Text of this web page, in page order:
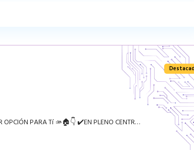
¿ESTAS BUSCANDO UN LOCAL COMERCIAL? 🏠 TE PRESENTO LA MEJOR OPCIÓN PARA Tí 🫴🏠👇 ✔️EN PLENO CENTRO DE PUCALLPA IDEAL PARA CUALQUIER TIPO DE NEGOCIO ✔️NO TE PIERDAS ESTA GRAN OPORTUNIDAD!!! LISTO PARA QUE